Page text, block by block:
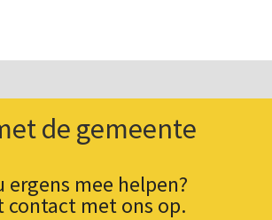
de gemeente
ergens mee helpen?
contact met ons op.